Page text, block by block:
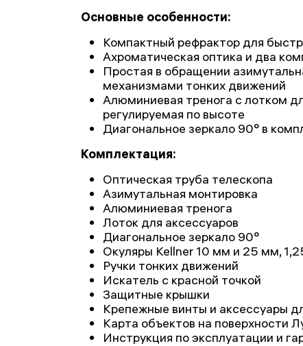
Основные особенности:
Компактный рефрактор для
Ахроматическая оптика и два
Простая в обращении
механизмами тонких движений
Алюминиевая тренога с лотком
регулируемая по высоте
Диагональное зеркало 90° в
Комплектация:
Оптическая труба телескопа
Азимутальная монтировка
Алюминиевая тренога
Лоток для аксессуаров
Диагональное зеркало 90°
Окуляры Kellner 10 мм и 25 мм,
Ручки тонких движений
Искатель с красной точкой
Защитные крышки
Крепежные винты и аксессуары
Карта объектов на поверхности
Инструкция по эксплуатации и